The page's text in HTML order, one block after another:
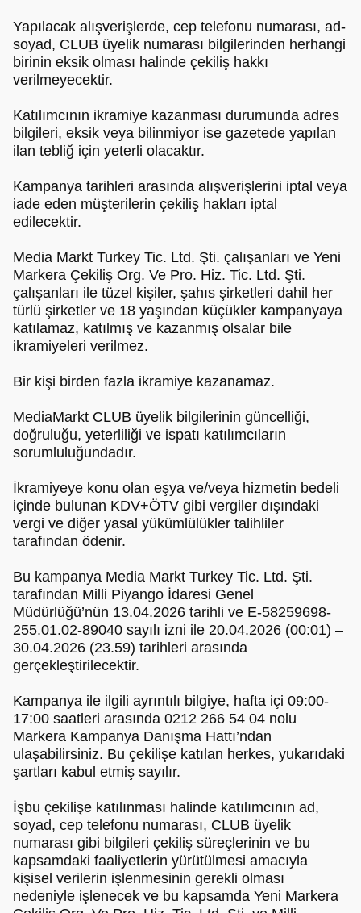
Yapılacak alışverişlerde, cep telefonu numarası, ad-
soyad, CLUB üyelik numarası bilgilerinden herhangi
birinin eksik olması halinde çekiliş hakkı
verilmeyecektir.
Katılımcının ikramiye kazanması durumunda adres
bilgileri, eksik veya bilinmiyor ise gazetede yapılan
ilan tebliğ için yeterli olacaktır.
Kampanya tarihleri arasında alışverişlerini iptal veya
iade eden müşterilerin çekiliş hakları iptal
edilecektir.
Media Markt Turkey Tic. Ltd. Şti. çalışanları ve Yeni
Markera Çekiliş Org. Ve Pro. Hiz. Tic. Ltd. Şti.
çalışanları ile tüzel kişiler, şahıs şirketleri dahil her
türlü şirketler ve 18 yaşından küçükler kampanyaya
katılamaz, katılmış ve kazanmış olsalar bile
ikramiyeleri verilmez.
Bir kişi birden fazla ikramiye kazanamaz.
MediaMarkt CLUB üyelik bilgilerinin güncelliği,
doğruluğu, yeterliliği ve ispatı katılımcıların
sorumluluğundadır.
İkramiyeye konu olan eşya ve/veya hizmetin bedeli
içinde bulunan KDV+ÖTV gibi vergiler dışındaki
vergi ve diğer yasal yükümlülükler talihliler
tarafından ödenir.
Bu kampanya Media Markt Turkey Tic. Ltd. Şti.
tarafından Milli Piyango İdaresi Genel
Müdürlüğü’nün 13.04.2026 tarihli ve E-58259698-
255.01.02-89040 sayılı izni ile 20.04.2026 (00:01) –
30.04.2026 (23.59) tarihleri arasında
gerçekleştirilecektir.
Kampanya ile ilgili ayrıntılı bilgiye, hafta içi 09:00-
17:00 saatleri arasında 0212 266 54 04 nolu
Markera Kampanya Danışma Hattı’ndan
ulaşabilirsiniz. Bu çekilişe katılan herkes, yukarıdaki
şartları kabul etmiş sayılır.
İşbu çekilişe katılınması halinde katılımcının ad,
soyad, cep telefonu numarası, CLUB üyelik
numarası gibi bilgileri çekiliş süreçlerinin ve bu
kapsamdaki faaliyetlerin yürütülmesi amacıyla
kişisel verilerin işlenmesinin gerekli olması
nedeniyle işlenecek ve bu kapsamda Yeni Markera